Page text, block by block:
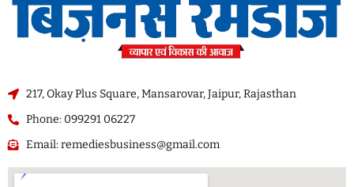
217, Okay Plus Square, Mansarovar, Jaipur, Rajasthan
Phone: 099291 06227
Email: remediesbusiness@gmail.com